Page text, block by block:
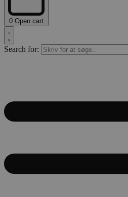
0 Open cart
Search for: